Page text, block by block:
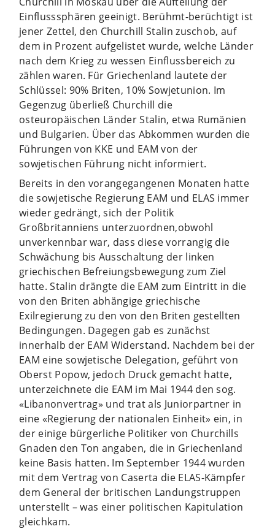
Einflusssphären geeinigt. Berühmt-berüchtigt ist
jener Zettel, den Churchill Stalin zuschob, auf
dem in Prozent aufgelistet wurde, welche Länder
nach dem Krieg zu wessen Einflussbereich zu
zählen waren. Für Griechenland lautete der
Schlüssel: 90% Briten, 10% Sowjetunion. Im
Gegenzug überließ Churchill die
osteuropäischen Länder Stalin, etwa Rumänien
und Bulgarien. Über das Abkommen wurden die
Führungen von KKE und EAM von der
sowjetischen Führung nicht informiert.
Bereits in den vorangegangenen Monaten hatte
die sowjetische Regierung EAM und ELAS immer
wieder gedrängt, sich der Politik
Großbritanniens unterzuordnen,obwohl
unverkennbar war, dass diese vorrangig die
Schwächung bis Ausschaltung der linken
griechischen Befreiungsbewegung zum Ziel
hatte. Stalin drängte die EAM zum Eintritt in die
von den Briten abhängige griechische
Exilregierung zu den von den Briten gestellten
Bedingungen. Dagegen gab es zunächst
innerhalb der EAM Widerstand. Nachdem bei der
EAM eine sowjetische Delegation, geführt von
Oberst Popow, jedoch Druck gemacht hatte,
unterzeichnete die EAM im Mai 1944 den sog.
«Libanonvertrag» und trat als Juniorpartner in
eine «Regierung der nationalen Einheit» ein, in
der einige bürgerliche Politiker von Churchills
Gnaden den Ton angaben, die in Griechenland
keine Basis hatten. Im September 1944 wurden
mit dem Vertrag von Caserta die ELAS-Kämpfer
dem General der britischen Landungstruppen
unterstellt – was einer politischen Kapitulation
gleichkam.